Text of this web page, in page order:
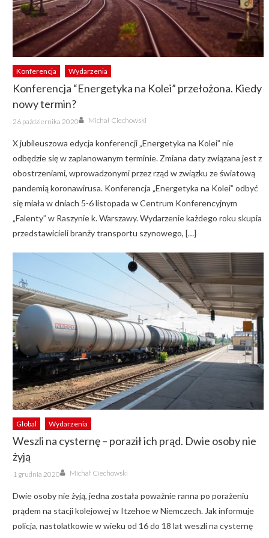
Konferencja Wydarzenia
Konferencja “Energetyka na Kolei” przełożona. Kiedy
nowy termin?
Posted
on
26 października 2020 Author
Michał Ciechowski
X jubileuszowa edycja konferencji „Energetyka na Kolei” nie
odbędzie się w zaplanowanym terminie. Zmiana daty związana jest z
obostrzeniami, wprowadzonymi przez rząd w związku ze światową
pandemią koronawirusa. Konferencja „Energetyka na Kolei” odbyć
się miała w dniach 5-6 listopada w Centrum Konferencyjnym
„Falenty” w Raszynie k. Warszawy. Wydarzenie każdego roku skupia
przedstawicieli branży transportu szynowego, […]
Global Wydarzenia
Weszli na cysternę – poraził ich prąd. Dwie osoby nie
żyją
Posted
on
1 grudnia 2020 Author
Michał Ciechowski
Dwie osoby nie żyją, jedna została poważnie ranna po porażeniu
prądem na stacji kolejowej w Itzehoe w Niemczech. Jak informuje
policja, nastolatkowie w wieku od 16 do 18 lat weszli na cysternę